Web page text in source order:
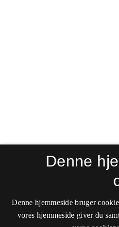
Denne
Denne hjemmeside bruger
vores hjemmeside giver du